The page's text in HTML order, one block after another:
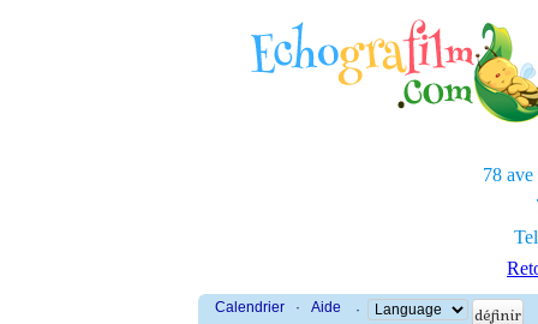
78 ave
Calendrier · Aide ·